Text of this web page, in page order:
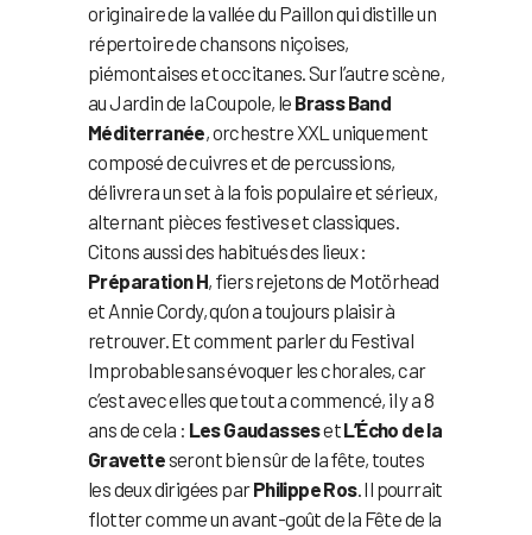
originaire de la vallée du Paillon qui distille un
répertoire de chansons niçoises,
piémontaises et occitanes. Sur l’autre scène,
au Jardin de la Coupole, le Brass Band
Méditerranée, orchestre XXL uniquement
composé de cuivres et de percussions,
délivrera un set à la fois populaire et sérieux,
alternant pièces festives et classiques.
Citons aussi des habitués des lieux :
Préparation H, fiers rejetons de Motörhead
et Annie Cordy, qu’on a toujours plaisir à
retrouver. Et comment parler du Festival
Improbable sans évoquer les chorales, car
c’est avec elles que tout a commencé, il y a 8
ans de cela : Les GaudassesetL’Écho de la
Gravetteseront bien sûr de la fête, toutes
les deux dirigées parPhilippe Ros. Il pourrait
flotter comme un avant-goût de la Fête de la